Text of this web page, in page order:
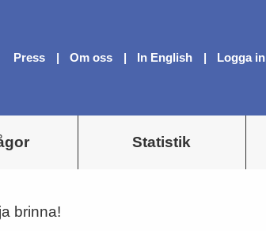
Press Om oss In English Logga in
Statistik
brinna!